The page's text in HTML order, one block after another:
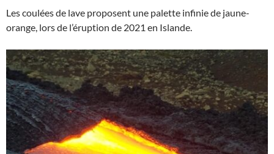
Les coulées de lave proposent une palette infinie de jaune-
orange, lors de l’éruption de 2021 en Islande.